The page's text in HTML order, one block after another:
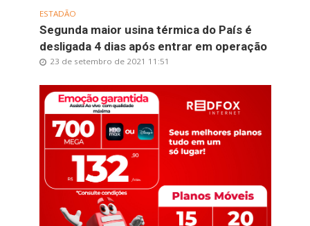
ESTADÃO
Segunda maior usina térmica do País é
desligada 4 dias após entrar em operação
23 de setembro de 2021 11:51